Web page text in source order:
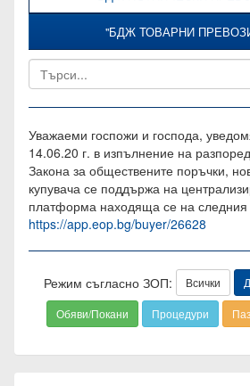
"БДЖ ТОВАРНИ
Уважаеми госпожи и господа,
14.06.20 г. в изпълнение на
Закона за обществените поръчки,
купувача се поддържа на
платформа находяща се на следния
https://app.eop.bg/buyer/26628
Режим съгласно ЗОП: Всички
Обяви/Покани Процедури